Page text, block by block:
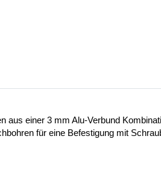
aus einer 3 mm Alu-Verbund
für eine Befestigung mit